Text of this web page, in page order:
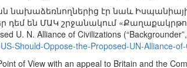
նախաձեռնողներից էր նաև
դեմ են ՄԱԿ շրջանակում
U. N. Alliance of Civilizations
Should-Oppose-the-Proposed-UN-Alliance-
of View with an appeal to Britain and the